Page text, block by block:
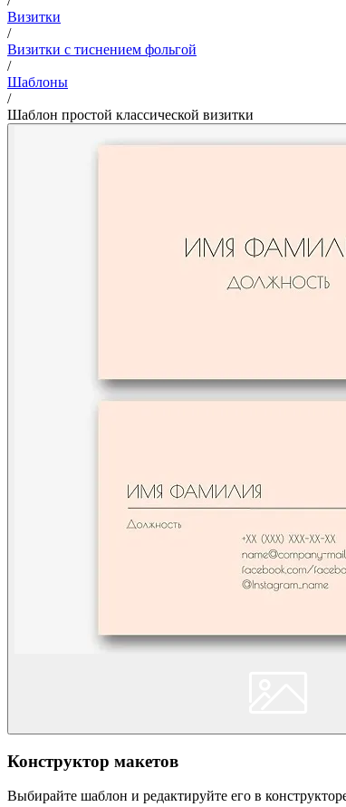
Визитки
/
Визитки с тиснением фольгой
/
Шаблоны
/
Шаблон простой классической визитки
Конструктор макетов
Выбирайте шаблон и редактируйте его в